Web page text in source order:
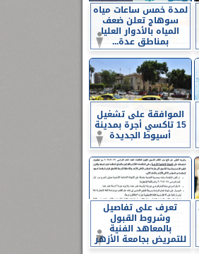
لمدة خمس ساعات مياه
سوهاج تعلن ضعف
المياه بالأدوار العليا
بمناطق عدة...
الموافقة على تشغيل
15 تاكسي أجرة بمدينة
أسيوط الجديدة
تعرف على تفاصيل
وشروط القبول
بالمعاهد الفنية
للتمريض بجامعة الأزهر